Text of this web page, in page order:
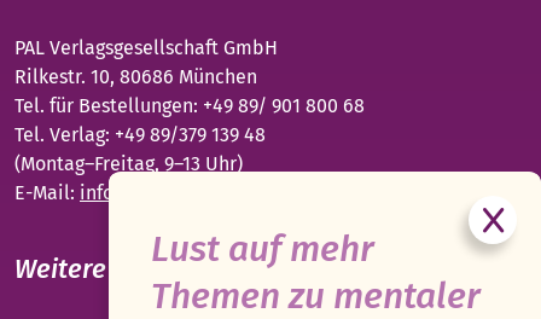
PAL Verlagsgesellschaft GmbH
Rilkestr. 10, 80686 München
Tel. für Bestellungen: +49 89/ 901 800 68
Tel. Verlag: +49 89/379 139 48
(Montag–Freitag, 9–13 Uhr)
E-Mail: info@palverlag.de
Weitere PAL-Webseiten
Lust auf mehr
Themen zu mentaler